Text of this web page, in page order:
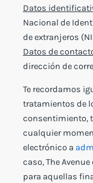
Datos
Nacional de
de extranjeros
Datos de
dirección de
Te recordamos
tratamientos de
consentimiento,
cualquier
electrónico a
caso, The
para aquellas